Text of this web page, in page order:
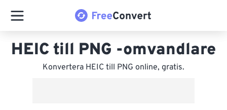
HEIC till PNG -omvandlare
Konvertera HEIC till PNG online, gratis.